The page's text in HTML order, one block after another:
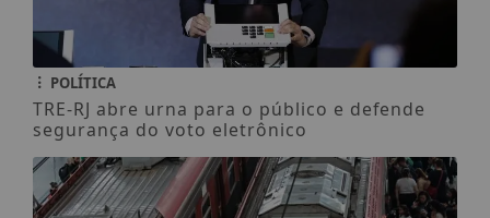
POLÍTICA
TRE-RJ abre urna para o público e defende
segurança do voto eletrônico